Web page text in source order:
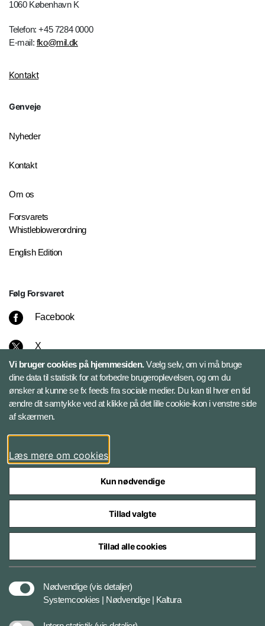
1060 København K
Telefon: +45 7284 0000
E-mail: fko@mil.dk
Kontakt
Genveje
Nyheder
Kontakt
Om os
Forsvarets
Whistleblowerordning
English Edition
Følg Forsvaret
Facebook
X
Instagram
Bluesky
LinkedIn
Styrelser og myndigheder under Forsvarsministeriet
Vi bruger cookies på hjemmesiden.Vælg selv, om vi må bruge
dine data til statistik for at forbedre brugeroplevelsen, og om du
ønsker at kunne se fx feeds fra sociale medier. Du kan til hver en tid
ændre dit samtykke ved at klikke på det lille cookie-ikon i venstre side
af skærmen.
Læs mere om cookies
Kun nødvendige
Tillad valgte
Tillad alle cookies
Nødvendige (vis detaljer)
Systemcookies | Nødvendige | Kaltura